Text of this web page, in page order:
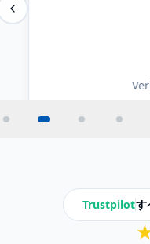
Trustpilotす